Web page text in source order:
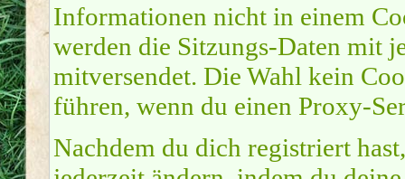
Informationen nicht in einem
werden die Sitzungs-Daten mit
mitversendet. Die Wahl kein
führen, wenn du einen Proxy-
Nachdem du dich registriert